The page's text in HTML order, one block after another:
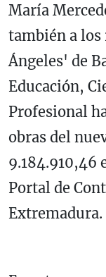
María
también a los
Ángeles' de
Educación,
Profesional
obras del
9.184.910,46
Portal de
Extremadura.